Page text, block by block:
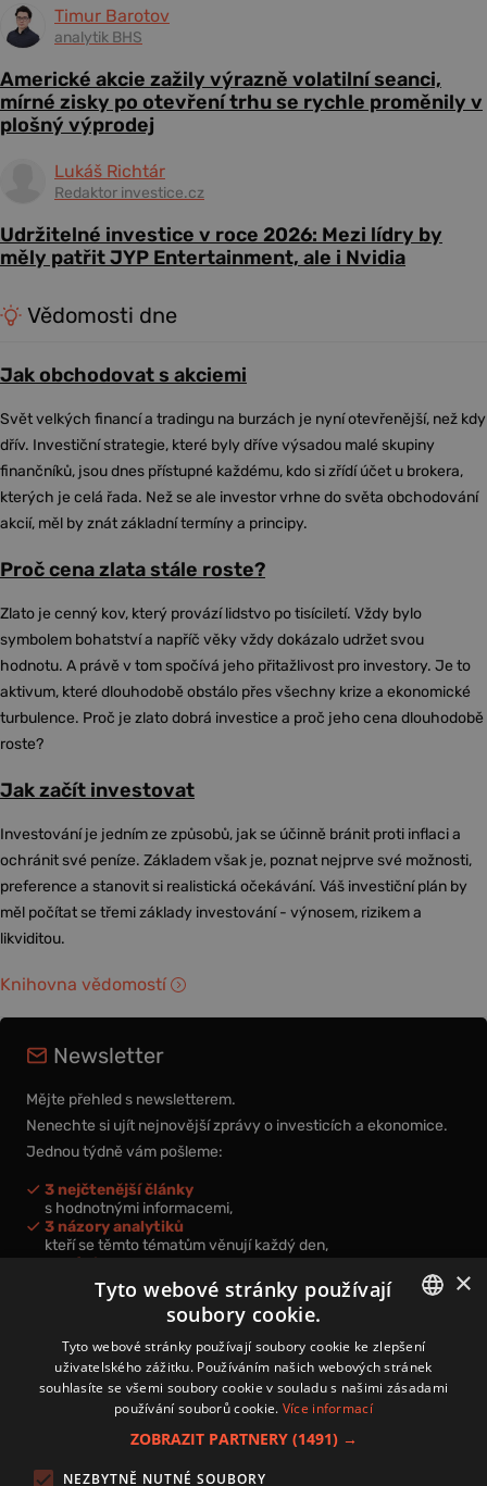
Timur Barotov
analytik BHS
Americké akcie zažily výrazně volatilní seanci,
mírné zisky po otevření trhu se rychle proměnily v
plošný výprodej
Lukáš Richtár
Redaktor investice.cz
Udržitelné investice v roce 2026: Mezi lídry by
měly patřit JYP Entertainment, ale i Nvidia
Vědomosti dne
Jak obchodovat s akciemi
Svět velkých financí a tradingu na burzách je nyní otevřenější, než kdy
dřív. Investiční strategie, které byly dříve výsadou malé skupiny
finančníků, jsou dnes přístupné každému, kdo si zřídí účet u brokera,
kterých je celá řada. Než se ale investor vrhne do světa obchodování
akcií, měl by znát základní termíny a principy.
Proč cena zlata stále roste?
Zlato je cenný kov, který provází lidstvo po tisíciletí. Vždy bylo
symbolem bohatství a napříč věky vždy dokázalo udržet svou
hodnotu. A právě v tom spočívá jeho přitažlivost pro investory. Je to
aktivum, které dlouhodobě obstálo přes všechny krize a ekonomické
turbulence. Proč je zlato dobrá investice a proč jeho cena dlouhodobě
roste?
Jak začít investovat
Investování je jedním ze způsobů, jak se účinně bránit proti inflaci a
ochránit své peníze. Základem však je, poznat nejprve své možnosti,
preference a stanovit si realistická očekávání. Váš investiční plán by
měl počítat se třemi základy investování - výnosem, rizikem a
likviditou.
Knihovna vědomostí
Newsletter
Mějte přehled s newsletterem.
Nenechte si ujít nejnovější zprávy o investicích a ekonomice.
Jednou týdně vám pošleme:
3 nejčtenější články
s hodnotnými informacemi,
3 názory analytiků
kteří se těmto tématům věnují každý den,
nová videa a podcasty
k prohloubení vašich znalostí.
Přihlášením k newsletteru vyjadřujete svůj souhlas spodmínkami
zpracování osobních údajů.
Zásady používání souborů cookies
CZECH
×
Tyto webové stránky používají
soubory cookie.
Tyto webové stránky používají soubory cookie ke zlepšení
uživatelského zážitku. Používáním našich webových stránek
souhlasíte se všemi soubory cookie v souladu s našimi zásadami
používání souborů cookie. Více informací
ZOBRAZIT PARTNERY (1491) →
NEZBYTNĚ NUTNÉ SOUBORY